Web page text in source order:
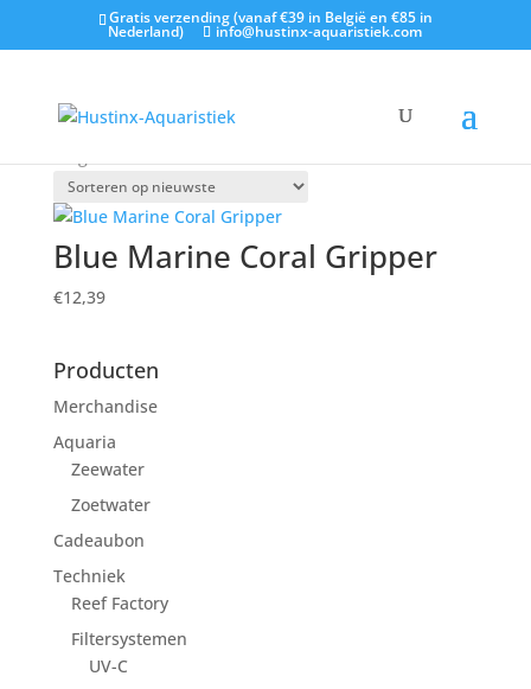
Gratis verzending (vanaf €39 in België en €85 in
Nederland) info@hustinx-aquaristiek.com
knijper
Blue Marine Coral Gripper
€12,39
Producten
Merchandise
Aquaria
Zeewater
Zoetwater
Cadeaubon
Techniek
Reef Factory
Filtersystemen
UV-C